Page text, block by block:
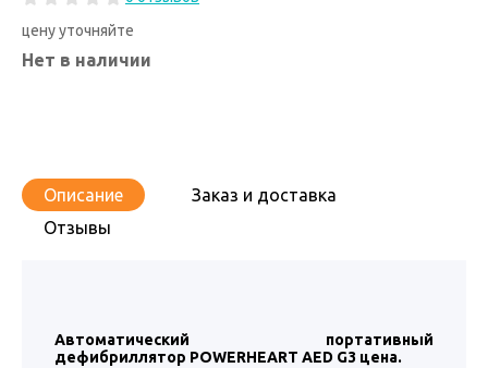
цену уточняйте
Нет в наличии
Описание
Заказ и доставка
Отзывы
Автоматический портативный
дефибриллятор POWERHEART AED G3 цена.